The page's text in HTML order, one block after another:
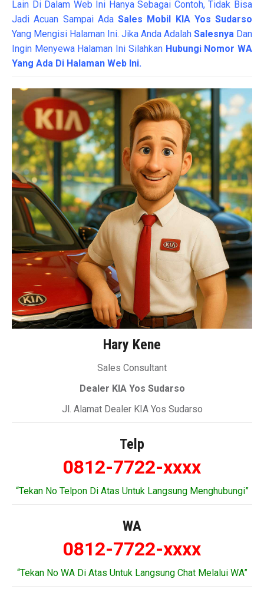
Lain Di Dalam Web Ini Hanya Sebagai Contoh, Tidak Bisa
Jadi Acuan Sampai Ada Sales Mobil KIA Yos Sudarso
Yang Mengisi Halaman Ini. Jika Anda Adalah Salesnya Dan
Ingin Menyewa Halaman Ini Silahkan Hubungi Nomor WA
Yang Ada Di Halaman Web Ini.
Hary Kene
Sales Consultant
Dealer KIA Yos Sudarso
Jl. Alamat Dealer KIA Yos Sudarso
Telp
0812-7722-xxxx
“Tekan No Telpon Di Atas Untuk Langsung Menghubungi”
WA
0812-7722-xxxx
“Tekan No WA Di Atas Untuk Langsung Chat Melalui WA”